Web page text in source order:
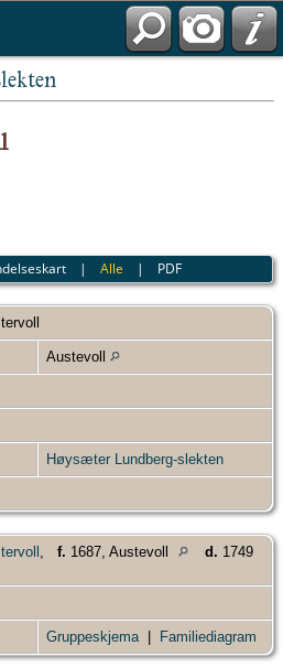
|Alle | PDF
Austevoll
Høysæter Lundberg-slekten
f. 1687, Austevoll d. 1749
Gruppeskjema Familiediagram